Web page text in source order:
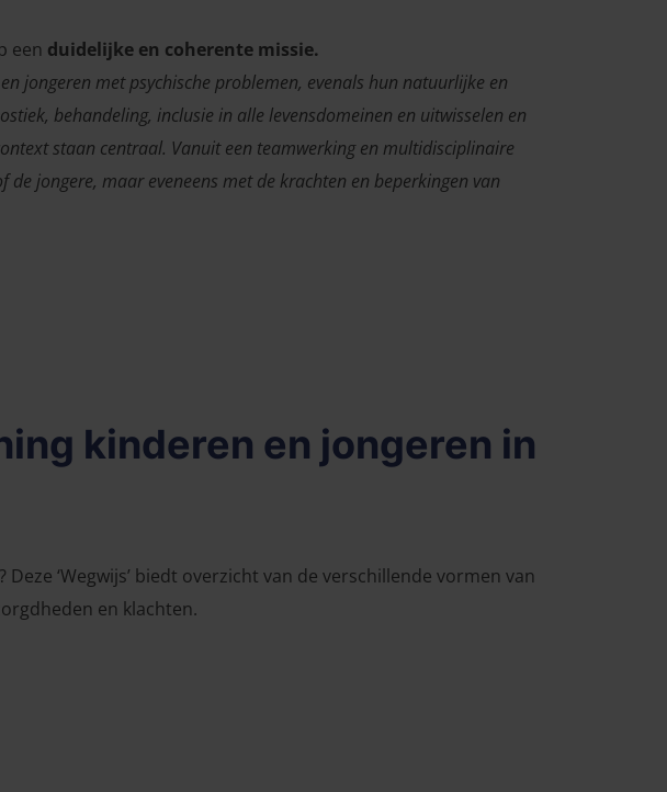
een duidelijke en coherente missie.
jongeren met psychische problemen, evenals hun natuurlijke en
behandeling, inclusie in alle levensdomeinen en uitwisselen en
staan centraal. Vanuit een teamwerking en multidisciplinaire
jongere, maar eveneens met de krachten en beperkingen van
kinderen en jongeren in
‘Wegwijs’ biedt overzicht van de verschillende vormen van
en klachten.